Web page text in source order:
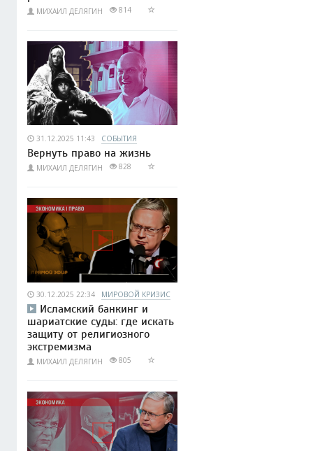
МИХАИЛ ДЕЛЯГИН 814
31.12.2025 11:43 СОБЫТИЯ
Вернуть право на жизнь
МИХАИЛ ДЕЛЯГИН 828
30.12.2025 22:34 МИРОВОЙ КРИЗИС
Исламский банкинг и
шариатские суды: где искать
защиту от религиозного
экстремизма
МИХАИЛ ДЕЛЯГИН 805